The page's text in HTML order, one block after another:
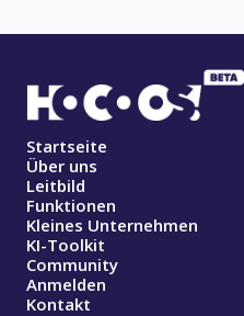
Startseite
Über uns
Leitbild
Funktionen
Kleines Unternehmen
KI-Toolkit
Community
Anmelden
Kontakt